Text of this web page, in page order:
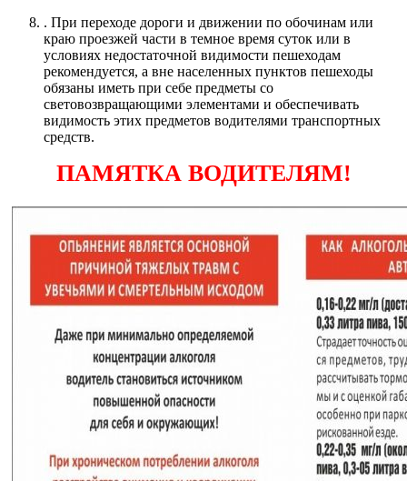
. При переходе дороги и движении по обочинам или
краю проезжей части в темное время суток или в
условиях недостаточной видимости пешеходам
рекомендуется, а вне населенных пунктов пешеходы
обязаны иметь при себе предметы со
световозвращающими элементами и обеспечивать
видимость этих предметов водителями транспортных
средств.
ПАМЯТКА ВОДИТЕЛЯМ!